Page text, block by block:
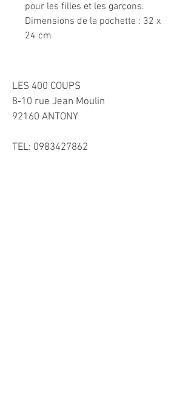
pour les filles et les garçons.
Dimensions de la pochette : 32 x
24 cm
LES 400 COUPS
8-10 rue Jean Moulin
92160 ANTONY
TEL: 0983427862